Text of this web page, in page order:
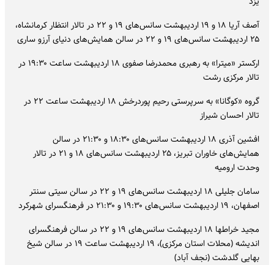
آصف آریا ۱۸ و ۱۹ اردیبهشت سانس‌های ۱۹ و ۲۲ در تالار انتظار کرمانشاه،
۲۵ اردیبهشت سانس‌های ۱۹ و ۲۲ در سالن همایش‌های دنیای آرزو ساری
ارکستر «میترا» به رهبری محمدرضا صفوی ۱۸ اردیبهشت ساعت ۱۹:۳۰ در
تالار مرکزی رشت
گروه «کوگانا» به سرپرستی رحیم پوردرخش ۱۸ اردیبهشت ساعت ۲۲ در
تالار احسان شیراز
افشین آذری ۱۸ اردیبهشت سانس‌های ۱۸:۳۰ و ۲۱:۳۰ در سالن
همایش‌های خاوران تبریز، ۲۵ اردیبهشت سانس‌های ۱۸ و ۲۱ در تالار
وحدت ارومیه
سامان جلیلی ۱۸ اردیبهشت سانس‌های ۱۹ و ۲۲ در سالن سیتی سنتر
اصفهان، ۱۹ اردیبهشت سانس‌های ۱۹:۳۰ و ۲۱:۳۰ در فرهنگسرای شهرکرد
مجید خراطها ۱۸ اردیبهشت سانس‌های ۱۹ و ۲۲ در سالن فرهنگسرای
اندیشه (محلات استان مرکزی)، ۱۹ اردیبهشت ساعت ۱۹ در سالن شیخ
بهایی گلدشت (نجف آباد)